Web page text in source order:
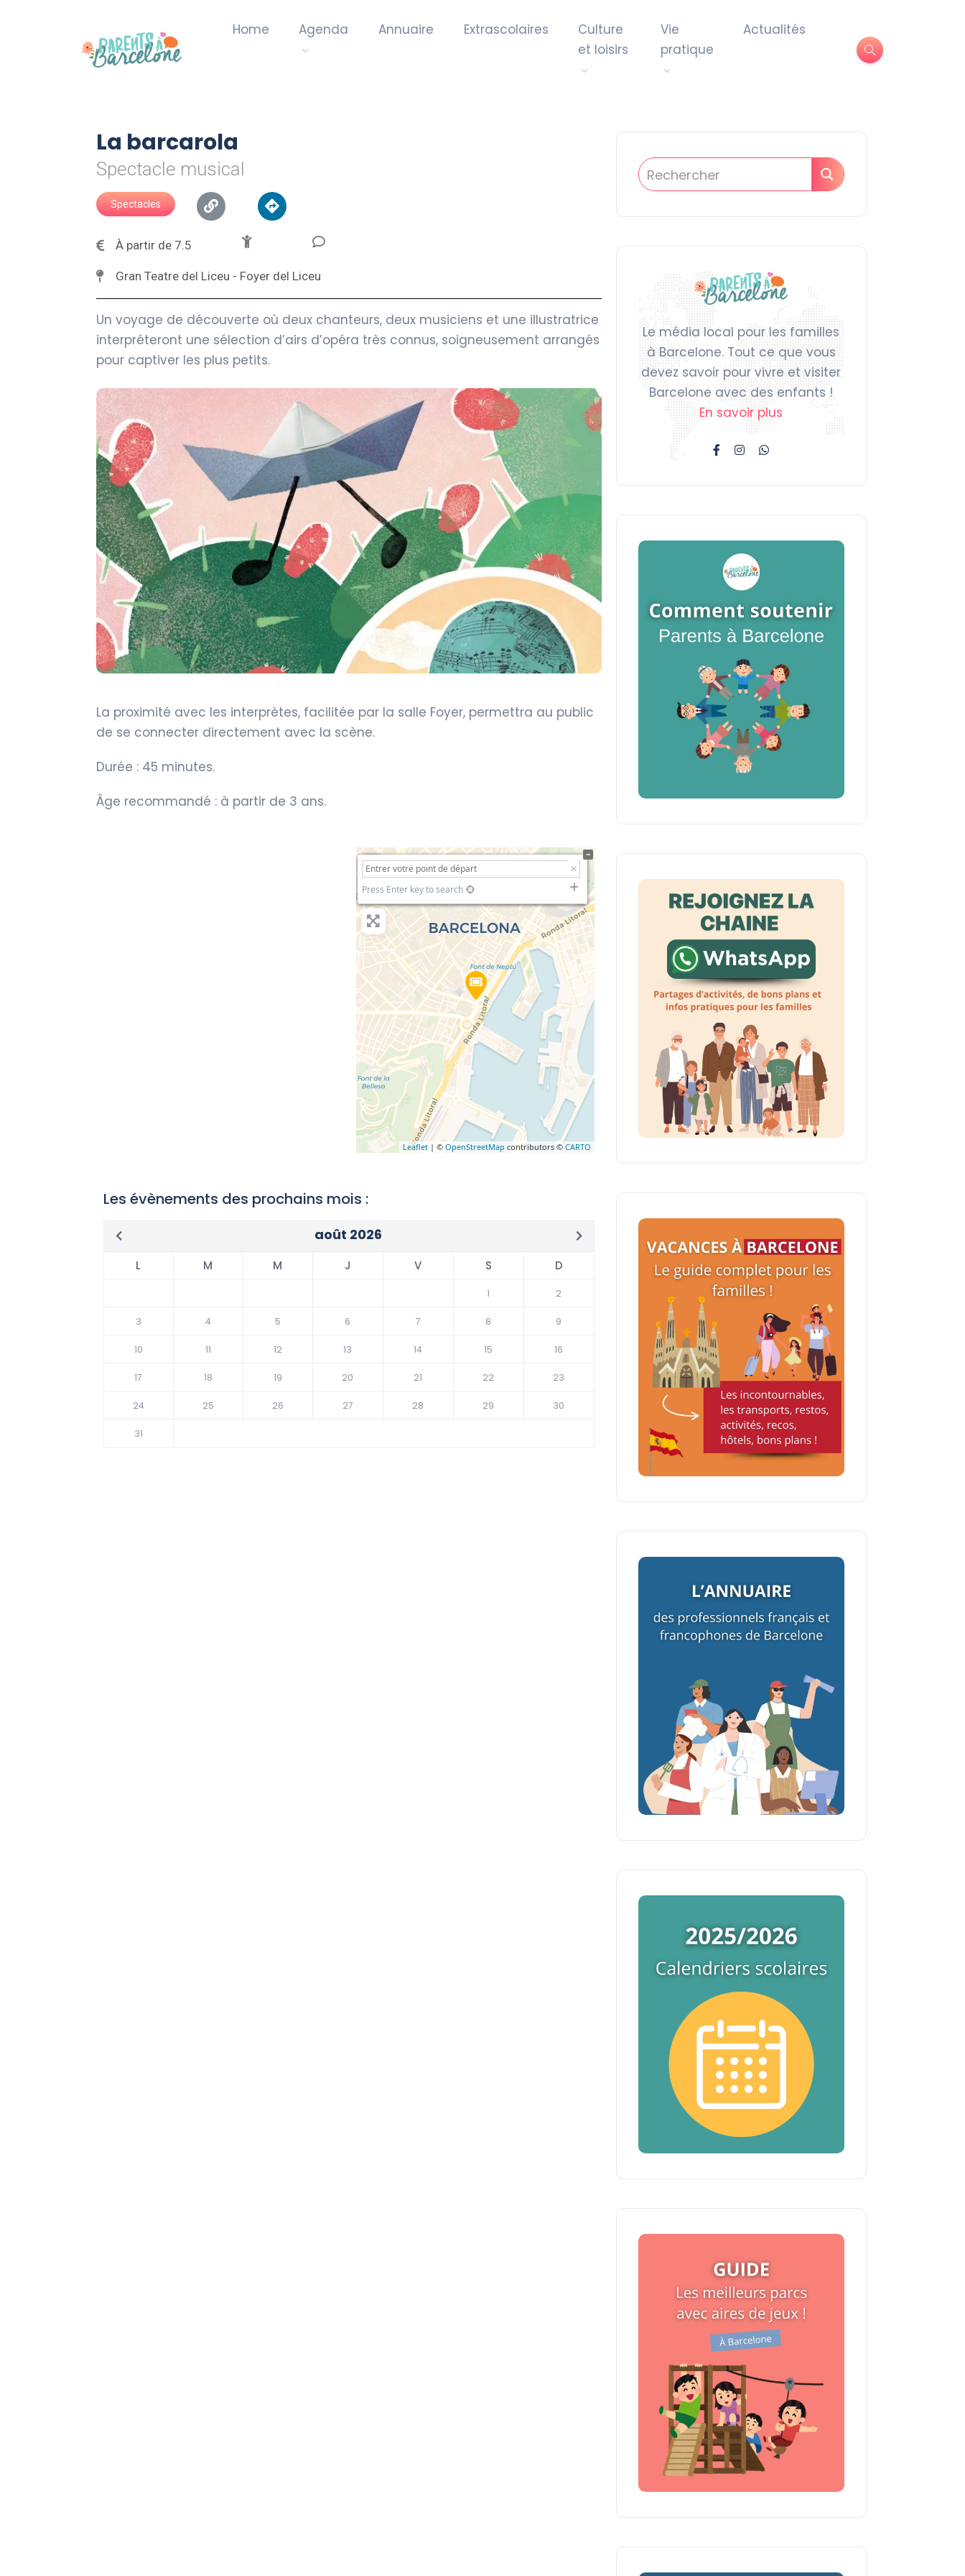
Home Agenda Annuaire Extrascolaires
Culture
et loisirs
Vie
pratique
Actualités
La barcarola
Spectacle musical
Spectacles
À partir de 7.5
Gran Teatre del Liceu - Foyer del Liceu
Un voyage de découverte où deux chanteurs, deux musiciens et une illustratrice
interpréteront une sélection d’airs d’opéra très connus, soigneusement arrangés
pour captiver les plus petits.
La proximité avec les interprètes, facilitée par la salle Foyer, permettra au public
de se connecter directement avec la scène.
Durée : 45 minutes.
Âge recommandé : à partir de 3 ans.
+
−
Press Enter key to search
Leaflet| © OpenStreetMap contributors © CARTO
Les évènements des prochains mois :
août 2026
L M M J V S D
1 2
3 4 5 6 7 8 9
10 11 12 13 14 15 16
17 18 19 20 21 22 23
24 25 26 27 28 29 30
31
Le média local pour les familles
à Barcelone. Tout ce que vous
devez savoir pour vivre et visiter
Barcelone avec des enfants !
En savoir plus